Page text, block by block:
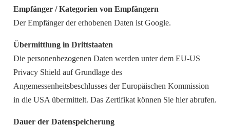
Empfänger / Kategorien von Empfängern
Der Empfänger der erhobenen Daten ist Google.
Übermittlung in Drittstaaten
Die personenbezogenen Daten werden unter dem EU-US
Privacy Shield auf Grundlage des
Angemessenheitsbeschlusses der Europäischen Kommission
in die USA übermittelt. Das Zertifikat können Sie hier abrufen.
Dauer der Datenspeicherung